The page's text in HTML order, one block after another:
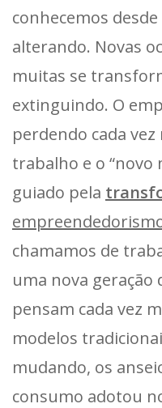
conhecemos
alterando. Novas
muitas se
extinguindo. O
perdendo cada
trabalho e o “novo
guiado pela
chamamos de
uma nova geração
pensam cada vez
modelos
mudando, os
consumo adotou